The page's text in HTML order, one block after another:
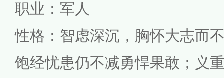
职业：军人
性格：智虑深沉，胸怀大志而
饱经忧患仍不减勇悍果敢；义